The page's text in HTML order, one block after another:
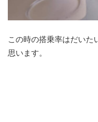
この時の搭乗率はだいた
思います。